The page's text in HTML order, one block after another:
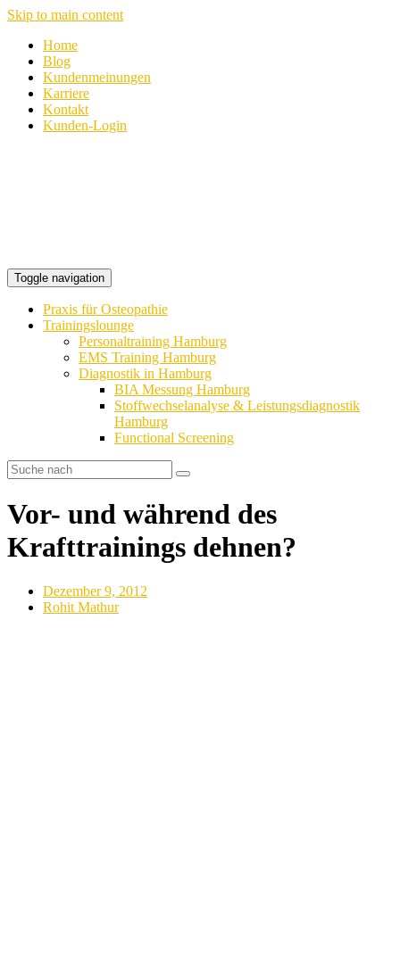
Skip to main content
Home
Blog
Kundenmeinungen
Karriere
Kontakt
Kunden-Login
Toggle navigation
Praxis für Osteopathie
Trainingslounge
Personaltraining Hamburg
EMS Training Hamburg
Diagnostik in Hamburg
BIA Messung Hamburg
Stoffwechselanalyse & Leistungsdiagnostik
Hamburg
Functional Screening
Vor- und während des
Krafttrainings dehnen?
Dezember 9, 2012
Rohit Mathur